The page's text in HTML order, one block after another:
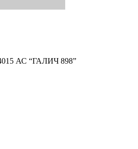
АС “ГАЛИЧ 898”